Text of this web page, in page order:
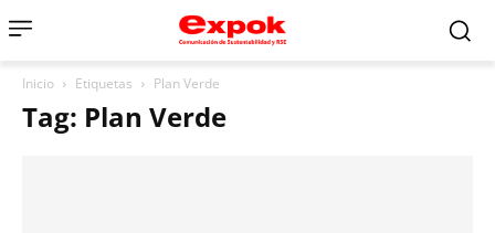
Inicio Etiquetas Plan Verde
Tag: Plan Verde